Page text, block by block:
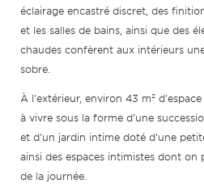
éclairage encastré discret, des
et les salles de bains, ainsi que des
chaudes confèrent aux intérieurs
sobre.
À l'extérieur, environ 43 m²
à vivre sous la forme d'une
et d'un jardin intime doté d'une
ainsi des espaces intimistes dont
de la journée.